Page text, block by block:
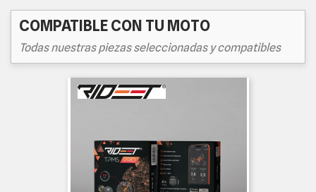
COMPATIBLE CON TU MOTO
Todas nuestras piezas seleccionadas y compatibles